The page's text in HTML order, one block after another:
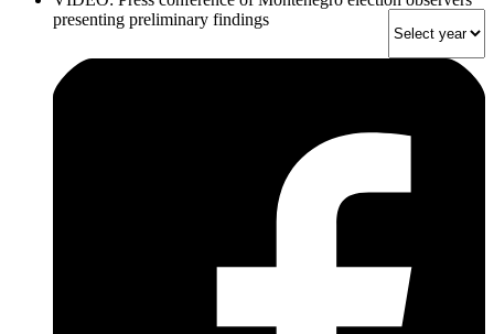
presenting preliminary findings